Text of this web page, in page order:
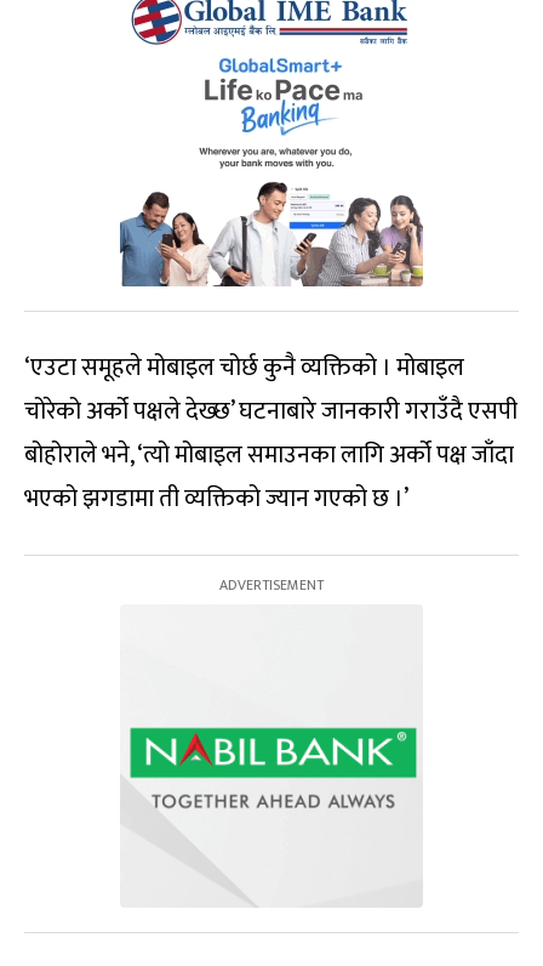
‘एउटा समूहले मोबाइल चोर्छ कुनै व्यक्तिको । मोबाइल
चोरेको अर्को पक्षले देख्छ’ घटनाबारे जानकारी गराउँदै एसपी
बोहोराले भने, ‘त्यो मोबाइल समाउनका लागि अर्को पक्ष जाँदा
भएको झगडामा ती व्यक्तिको ज्यान गएको छ ।’